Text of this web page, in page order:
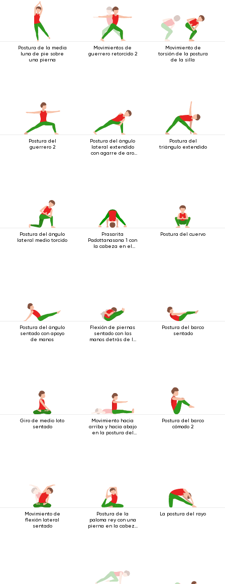
Postura de la media
luna de pie sobre
una pierna
Movimientos de
guerrero retorcido 2
Movimiento de
torsión de la postura
de la silla
Postura del
guerrero 2
Postura del ángulo
lateral extendido
con agarre de aro
Postura del
triángulo extendido
Postura del ángulo
lateral medio torcido
Prasarita
Padottanasana 1 con
la cabeza en el
Postura del cuervo
Postura del ángulo
sentado con apoyo
de manos
Flexión de piernas
sentado con las
manos detrás de la
Postura del barco
sentado
Giro de medio loto
sentado
Movimiento hacia
arriba y hacia abajo
en la postura del
Postura del barco
cómodo 2
Movimiento de
flexión lateral
sentado
Postura de la
paloma rey con una
pierna en la cabeza
La postura del rayo